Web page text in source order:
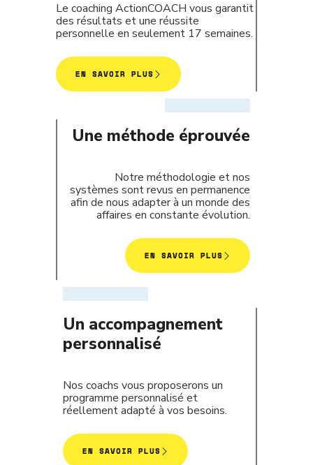
Le coaching ActionCOACH vous garantit
des résultats et une réussite
personnelle en seulement 17 semaines.
EN SAVOIR PLUS
Une méthode éprouvée
Notre méthodologie et nos
systèmes sont revus en permanence
afin de nous adapter à un monde des
affaires en constante évolution.
EN SAVOIR PLUS
Un accompagnement
personnalisé
Nos coachs vous proposerons un
programme personnalisé et
réellement adapté à vos besoins.
EN SAVOIR PLUS